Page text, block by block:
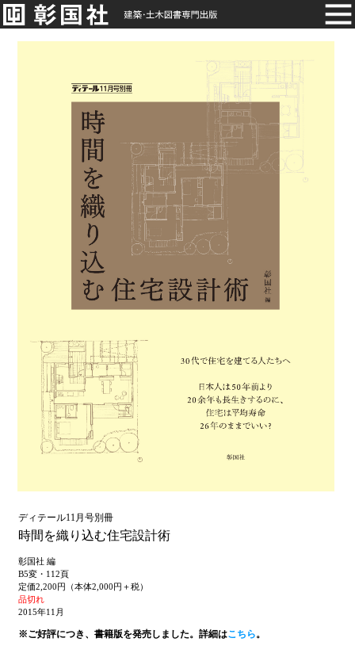
ディテール11月号別冊
時間を織り込む住宅設計術
彰国社 編
B5変・112頁
定価2,200円（本体2,000円＋税）
品切れ
2015年11月
※ご好評につき、書籍版を発売しました。詳細はこちら。